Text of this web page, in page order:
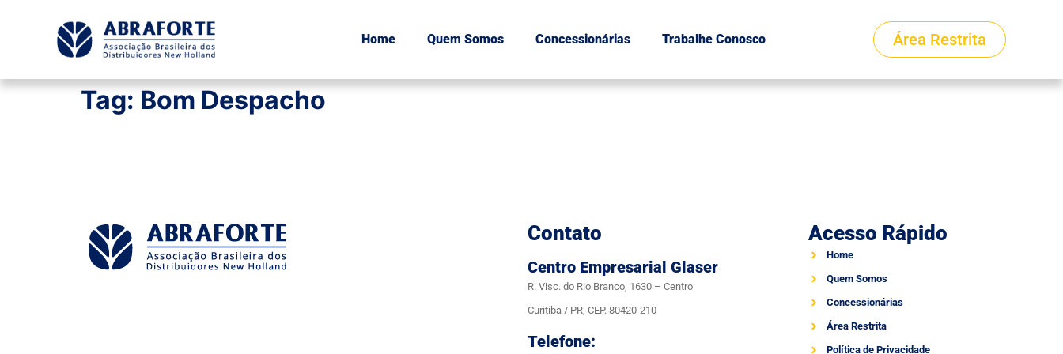
Home Quem Somos Concessionárias Trabalhe Conosco Área Restrita
Tag: Bom Despacho
Contato
Centro Empresarial Glaser
R. Visc. do Rio Branco, 1630 – Centro
Curitiba / PR, CEP. 80420-210
Telefone:
Acesso Rápido
Home
Quem Somos
Concessionárias
Área Restrita
Política de Privacidade